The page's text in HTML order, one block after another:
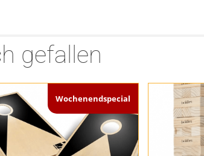
gefallen
Wochenendspecial